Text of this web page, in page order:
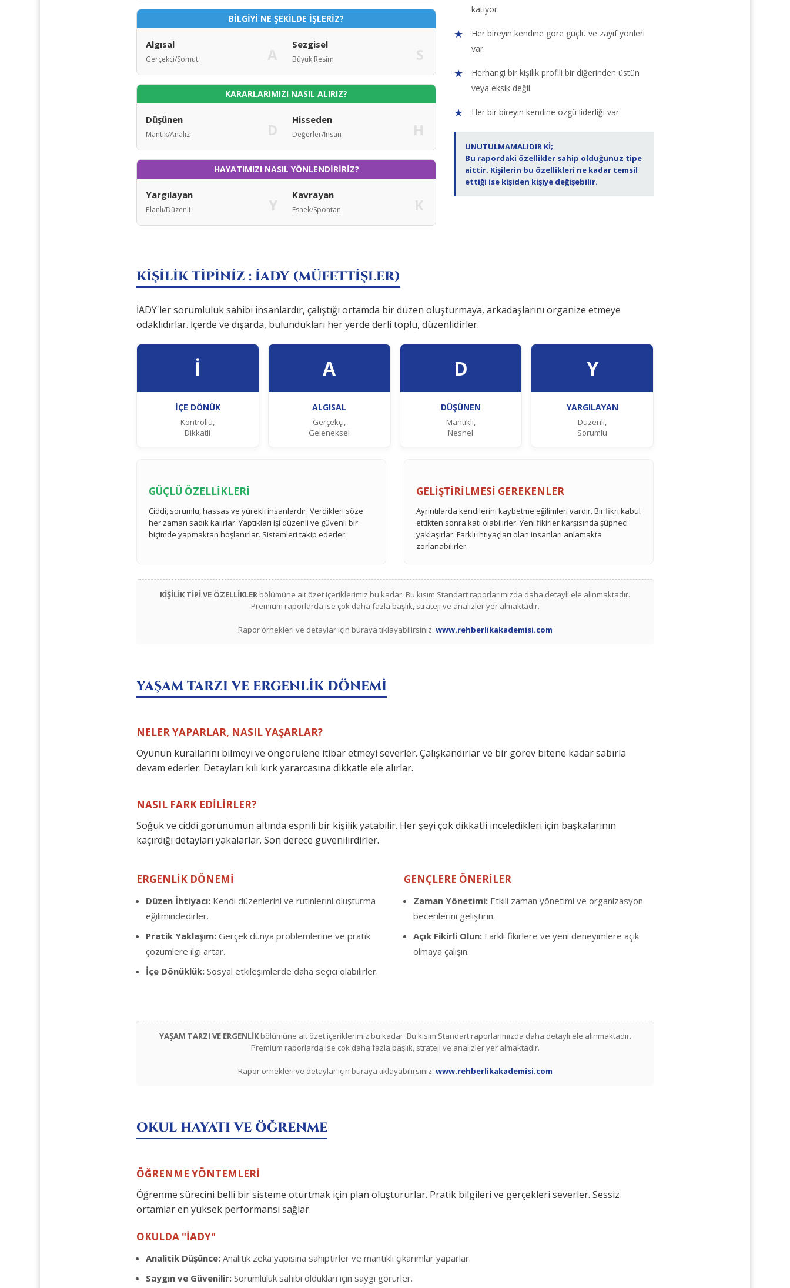
BİLGİYİ NE ŞEKİLDE İŞLERİZ?
Algısal
Gerçekçi/Somut A
Sezgisel
Büyük Resim S
KARARLARIMIZI NASIL ALIRIZ?
Düşünen
Mantık/Analiz D
Hisseden
Değerler/İnsan H
HAYATIMIZI NASIL YÖNLENDİRİRİZ?
Yargılayan
Planlı/Düzenli Y
Kavrayan
Esnek/Spontan K
katıyor.
Her bireyin kendine göre güçlü ve zayıf yönleri
var.
Herhangi bir kişilik profili bir diğerinden üstün
veya eksik değil.
Her bir bireyin kendine özgü liderliği var.
UNUTULMAMALIDIR Kİ;
Bu rapordaki özellikler sahip olduğunuz tipe
aittir. Kişilerin bu özellikleri ne kadar temsil
ettiği ise kişiden kişiye değişebilir.
KİŞİLİK TİPİNİZ : İADY (MÜFETTİŞLER)
İADY'ler sorumluluk sahibi insanlardır, çalıştığı ortamda bir düzen oluşturmaya, arkadaşlarını organize etmeye
odaklıdırlar. İçerde ve dışarda, bulundukları her yerde derli toplu, düzenlidirler.
İ
İÇE DÖNÜK
Kontrollü,
Dikkatli
A
ALGISAL
Gerçekçi,
Geleneksel
D
DÜŞÜNEN
Mantıklı,
Nesnel
Y
YARGILAYAN
Düzenli,
Sorumlu
GÜÇLÜ ÖZELLİKLERİ
Ciddi, sorumlu, hassas ve yürekli insanlardır. Verdikleri söze
her zaman sadık kalırlar. Yaptıkları işi düzenli ve güvenli bir
biçimde yapmaktan hoşlanırlar. Sistemleri takip ederler.
GELİŞTİRİLMESİ GEREKENLER
Ayrıntılarda kendilerini kaybetme eğilimleri vardır. Bir fikri kabul
ettikten sonra katı olabilirler. Yeni fikirler karşısında şüpheci
yaklaşırlar. Farklı ihtiyaçları olan insanları anlamakta
zorlanabilirler.
KİŞİLİK TİPİ VE ÖZELLİKLER bölümüne ait özet içeriklerimiz bu kadar. Bu kısım Standart raporlarımızda daha detaylı ele alınmaktadır.
Premium raporlarda ise çok daha fazla başlık, strateji ve analizler yer almaktadır.
Rapor örnekleri ve detaylar için buraya tıklayabilirsiniz: www.rehberlikakademisi.com
YAŞAM TARZI VE ERGENLİK DÖNEMİ
NELER YAPARLAR, NASIL YAŞARLAR?
Oyunun kurallarını bilmeyi ve öngörülene itibar etmeyi severler. Çalışkandırlar ve bir görev bitene kadar sabırla
devam ederler. Detayları kılı kırk yararcasına dikkatle ele alırlar.
NASIL FARK EDİLİRLER?
Soğuk ve ciddi görünümün altında esprili bir kişilik yatabilir. Her şeyi çok dikkatli inceledikleri için başkalarının
kaçırdığı detayları yakalarlar. Son derece güvenilirdirler.
ERGENLİK DÖNEMİ
Düzen İhtiyacı: Kendi düzenlerini ve rutinlerini oluşturma
eğilimindedirler.
Pratik Yaklaşım: Gerçek dünya problemlerine ve pratik
çözümlere ilgi artar.
İçe Dönüklük: Sosyal etkileşimlerde daha seçici olabilirler.
GENÇLERE ÖNERİLER
Zaman Yönetimi: Etkili zaman yönetimi ve organizasyon
becerilerini geliştirin.
Açık Fikirli Olun: Farklı fikirlere ve yeni deneyimlere açık
olmaya çalışın.
YAŞAM TARZI VE ERGENLİKbölümüne ait özet içeriklerimiz bu kadar. Bu kısım Standart raporlarımızda daha detaylı ele alınmaktadır.
Premium raporlarda ise çok daha fazla başlık, strateji ve analizler yer almaktadır.
Rapor örnekleri ve detaylar için buraya tıklayabilirsiniz: www.rehberlikakademisi.com
OKUL HAYATI VE ÖĞRENME
ÖĞRENME YÖNTEMLERİ
Öğrenme sürecini belli bir sisteme oturtmak için plan oluştururlar. Pratik bilgileri ve gerçekleri severler. Sessiz
ortamlar en yüksek performansı sağlar.
OKULDA "İADY"
Analitik Düşünce: Analitik zeka yapısına sahiptirler ve mantıklı çıkarımlar yaparlar.
Saygın ve Güvenilir: Sorumluluk sahibi oldukları için saygı görürler.